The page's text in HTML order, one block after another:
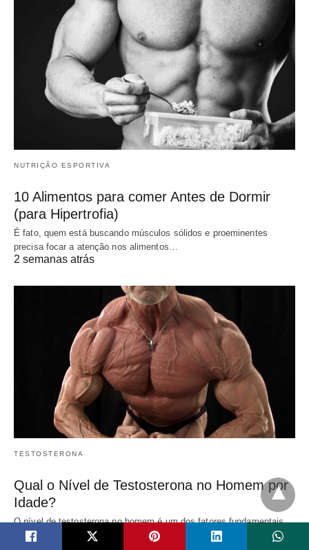
NUTRIÇÃO ESPORTIVA
10 Alimentos para comer Antes de Dormir
(para Hipertrofia)
É fato, quem está buscando músculos sólidos e proeminentes
precisa focar a atenção nos alimentos…
2 semanas atrás
TESTOSTERONA
Qual o Nível de Testosterona no Homem por
Idade?
O nível de testosterona no homem é um dos fatores fundamentais
para a manutenção da…